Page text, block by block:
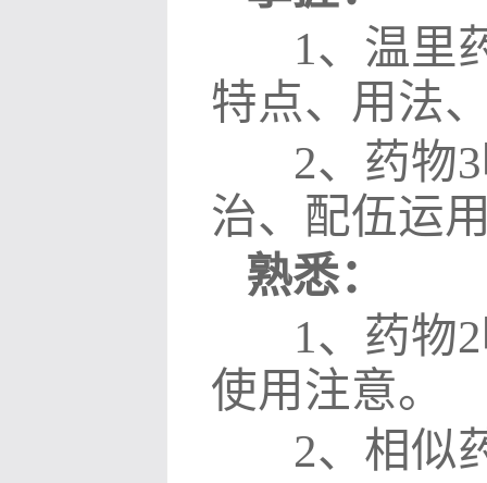
1、温里
特点、用法
2、药物3
治、配伍运
熟悉：
1、药物2
使用注意。
2、相似